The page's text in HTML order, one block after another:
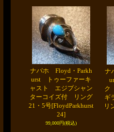
ナバホ Floyd・Parkh
urst トゥーファーキ
ャスト エジプシャン
ターコイズ付 リング
21・5号[FloydParkhurst
24]
99,000円(税込)
ナ
ク
ギ
リ